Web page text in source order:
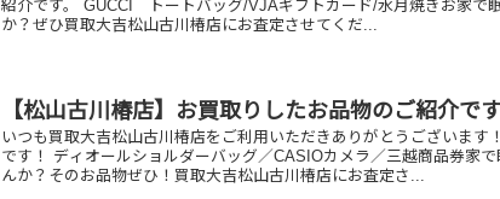
紹介です。 GUCCI トートバッグ/VJAギフトカード/水月焼きお家で
か？ぜひ買取大吉松山古川椿店にお査定させてくだ...
【松山古川椿店】お買取りしたお品物のご紹介で
いつも買取大吉松山古川椿店をご利用いただきありがとうございます
です！ ディオールショルダーバッグ／CASIOカメラ／三越商品券家
んか？そのお品物ぜひ！買取大吉松山古川椿店にお査定さ...